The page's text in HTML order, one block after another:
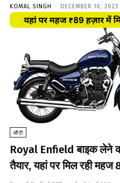
KOMAL SINGH - DECEMBER 10,
ऑटो
Royal Enfield बाइक लेने
तैयार, यहां पर मिल रही महज